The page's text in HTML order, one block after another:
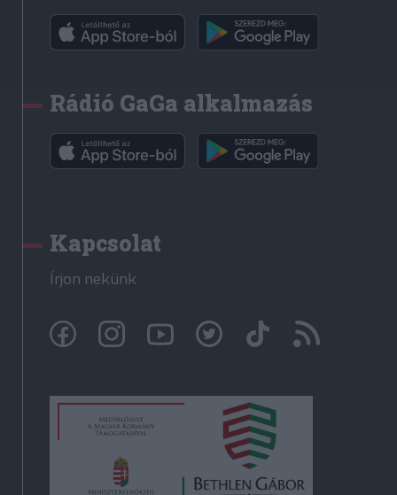
Rádió GaGa alkalmazás
Kapcsolat
Írjon nekünk